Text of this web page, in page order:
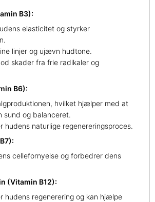
B3):
elasticitet og styrker
linjer og ujævn hudtone.
skader fra frie radikaler og
B6):
hvilket hjælper med at
sund og balanceret.
hudens naturlige regenereringsproces.
cellefornyelse og forbedrer dens
(Vitamin B12):
hudens regenerering og kan hjælpe